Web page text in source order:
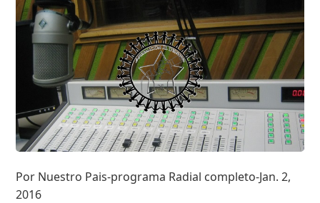
Por Nuestro Pais-programa Radial completo-Jan. 2,
2016